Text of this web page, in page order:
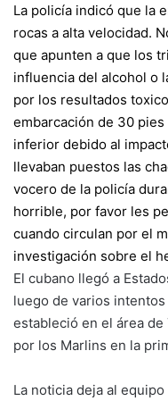
La policía indicó que la
rocas a alta velocidad.
que apunten a que los
influencia del alcohol o
por los resultados
embarcación de 30
inferior debido al
llevaban puestos las
vocero de la policía
horrible, por favor les
cuando circulan por el
investigación sobre el
El cubano llegó a
luego de varios
estableció en el área
por los Marlins en la
La noticia deja al